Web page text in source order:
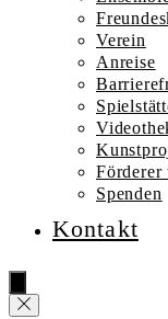
Verein
Anreise
Förderer
Spenden
Kontakt